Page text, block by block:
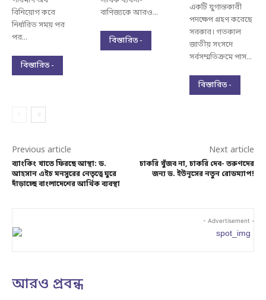
বিনিয়োগ করে
নির্ধারিত সময় পর
পর...
বিস্তারিত -
বাণিজ্যকে আরও...
বিস্তারিত -
একটি যুগান্তকারী
পদক্ষেপ গ্রহণ করেছে
সরকার। গতকাল
জাতীয় সংসদে
সর্বসম্মতিক্রমে পাস...
বিস্তারিত -
Previous article
ব্যাংকিং খাতে ফিরছে আস্থা: ড.
আহসান এইচ মনসুরের নেতৃত্বে ঘুরে
দাঁড়াচ্ছে বাংলাদেশের আর্থিক ব্যবস্থা
Next article
চাকরি খুঁজব না, চাকরি দেব- তরুণদের
জন্য ড. ইউনূসের নতুন রোডম্যাপ!
- Advertisement -
আরও প্রবন্ধ